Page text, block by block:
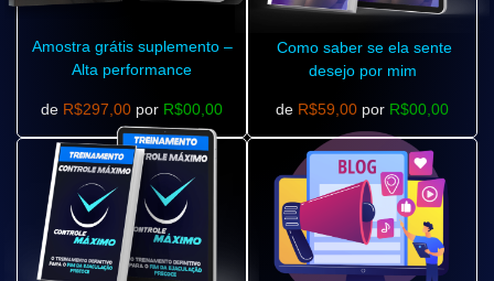
Amostra grátis suplemento –
Alta performance
de R$297,00 por R$00,00
Como saber se ela sente
desejo por mim
de R$59,00 por R$00,00